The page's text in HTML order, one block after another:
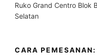
Ruko Grand Centro Blok
Selatan
CARA PEMESANAN: